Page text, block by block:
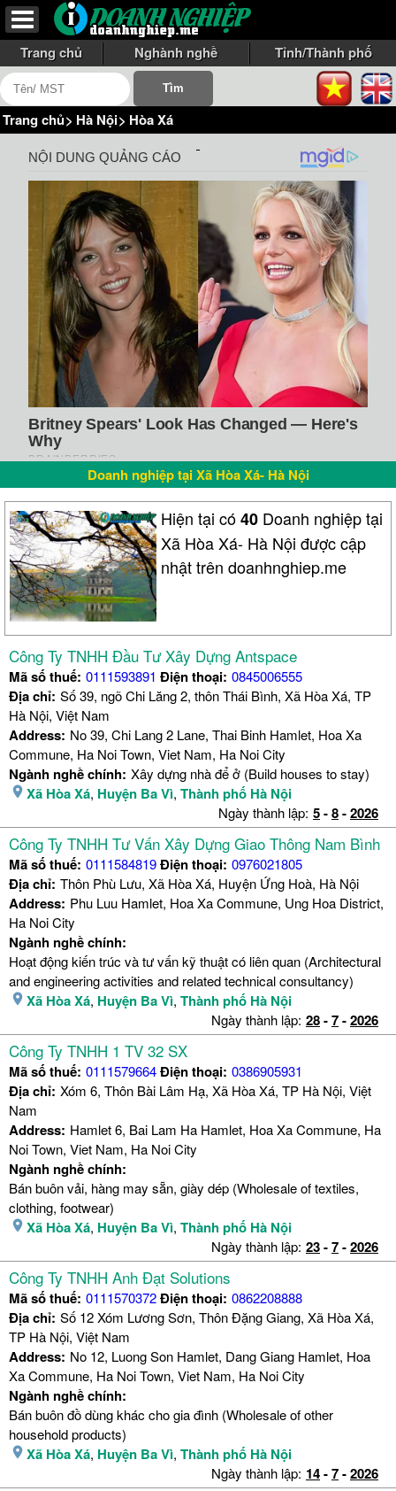
Trang chủ Nghành nghề Tỉnh/Thành phố
Trang chủ> Hà Nội> Hòa Xá
Doanh nghiệp tại Xã Hòa Xá- Hà Nội
Hiện tại có40 Doanh nghiệp tại
Xã Hòa Xá- Hà Nội được cập
nhật trên doanhnghiep.me
Công Ty TNHH Đầu Tư Xây Dựng Antspace
Mã số thuế: 0111593891 Điện thoại: 0845006555
Địa chỉ: Số 39, ngõ Chi Lăng 2, thôn Thái Bình, Xã Hòa Xá, TP
Hà Nội, Việt Nam
Address: No 39, Chi Lang 2 Lane, Thai Binh Hamlet, Hoa Xa
Commune, Ha Noi Town, Viet Nam, Ha Noi City
Ngành nghề chính: Xây dựng nhà để ở (Build houses to stay)
Xã Hòa Xá, Huyện Ba Vì, Thành phố Hà Nội
Ngày thành lập: 5-8-2026
Công Ty TNHH Tư Vấn Xây Dựng Giao Thông Nam Bình
Mã số thuế: 0111584819Điện thoại: 0976021805
Địa chỉ: Thôn Phù Lưu, Xã Hòa Xá, Huyện Ứng Hoà, Hà Nội
Address: Phu Luu Hamlet, Hoa Xa Commune, Ung Hoa District,
Ha Noi City
Ngành nghề chính:
Hoạt động kiến trúc và tư vấn kỹ thuật có liên quan (Architectural
and engineering activities and related technical consultancy)
Xã Hòa Xá, Huyện Ba Vì, Thành phố Hà Nội
Ngày thành lập: 28-7-2026
Công Ty TNHH 1 TV 32 SX
Mã số thuế: 0111579664Điện thoại: 0386905931
Địa chỉ: Xóm 6, Thôn Bài Lâm Hạ, Xã Hòa Xá, TP Hà Nội, Việt
Nam
Address: Hamlet 6, Bai Lam Ha Hamlet, Hoa Xa Commune, Ha
Noi Town, Viet Nam, Ha Noi City
Ngành nghề chính:
Bán buôn vải, hàng may sẵn, giày dép (Wholesale of textiles,
clothing, footwear)
Xã Hòa Xá, Huyện Ba Vì, Thành phố Hà Nội
Ngày thành lập: 23-7-2026
Công Ty TNHH Anh Đạt Solutions
Mã số thuế: 0111570372Điện thoại: 0862208888
Địa chỉ: Số 12 Xóm Lương Sơn, Thôn Đặng Giang, Xã Hòa Xá,
TP Hà Nội, Việt Nam
Address: No 12, Luong Son Hamlet, Dang Giang Hamlet, Hoa
Xa Commune, Ha Noi Town, Viet Nam, Ha Noi City
Ngành nghề chính:
Bán buôn đồ dùng khác cho gia đình (Wholesale of other
household products)
Xã Hòa Xá, Huyện Ba Vì, Thành phố Hà Nội
Ngày thành lập: 14-7-2026